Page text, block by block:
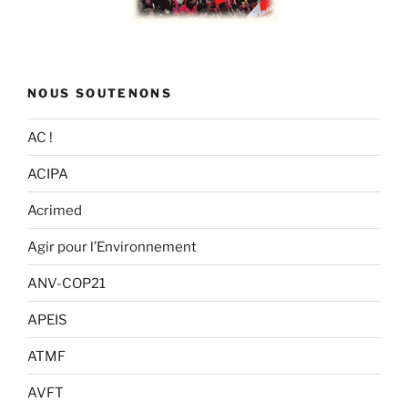
NOUS SOUTENONS
AC !
ACIPA
Acrimed
Agir pour l’Environnement
ANV-COP21
APEIS
ATMF
AVFT